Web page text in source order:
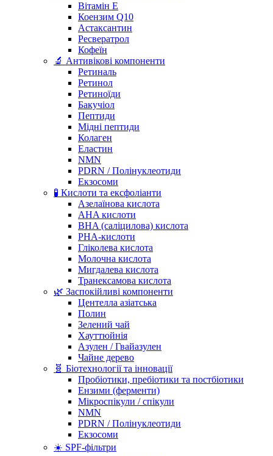
Вітамін Е
Коензим Q10
Астаксантин
Ресвератрол
Кофеїн
🔬 Антивікові компоненти
Ретиналь
Ретинол
Ретиноїди
Бакучіол
Пептиди
Мідні пептиди
Колаген
Еластин
NMN
PDRN / Полінуклеотиди
Екзосоми
🧪 Кислоти та ексфоліанти
Азелаїнова кислота
AHA кислоти
BHA (саліцилова) кислота
PHA-кислоти
Гліколева кислота
Молочна кислота
Мигдалева кислота
Транексамова кислота
🌿 Заспокійливі компоненти
Центелла азіатська
Полин
Зелений чай
Хауттюйнія
Азулен / Гвайазулен
Чайне дерево
🧬 Біотехнології та інновації
Пробіотики, пребіотики та постбіотики
Ензими (ферменти)
Мікроспікули / спікули
NMN
PDRN / Полінуклеотиди
Екзосоми
☀️ SPF-фільтри